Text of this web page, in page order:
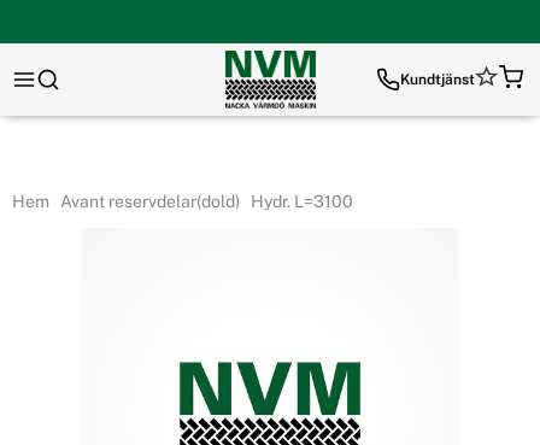
Kundtjänst
Hem Avant reservdelar(dold) Hydr. L=3100